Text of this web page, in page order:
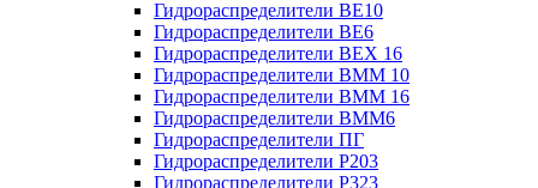
Гидрораспределители ВЕ10
Гидрораспределители ВЕ6
Гидрораспределители ВЕХ 16
Гидрораспределители ВММ 10
Гидрораспределители ВММ 16
Гидрораспределители ВММ6
Гидрораспределители ПГ
Гидрораспределители Р203
Гидрораспределители Р323